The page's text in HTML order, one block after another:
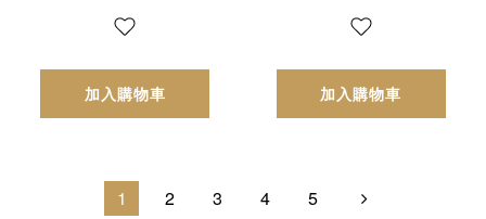
加入購物車
禮盒✨
加入購物車
1 2 3 4 5